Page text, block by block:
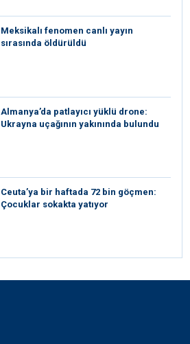
Meksikalı fenomen canlı yayın
sırasında öldürüldü
Almanya’da patlayıcı yüklü drone:
Ukrayna uçağının yakınında bulundu
Ceuta’ya bir haftada 72 bin göçmen:
Çocuklar sokakta yatıyor